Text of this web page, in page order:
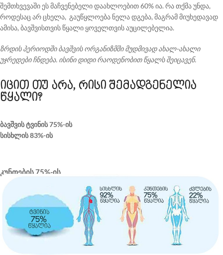
შემთხვევაში ეს მაჩვენებელი დაახლოებით 60% ია. რა თქმა უნდა,
როდესაც არ ცხელა, გაუწყლოება ნელა დგება, მაგრამ მიუხედავად
ამისა, ბავშვისთვის წყალი ყოველთვის აუცილებელია.
ზრდის პერიოდში ბავშვის ორგანიზმში მუდმივად ახალ-ახალი
უჯრედები ჩნდება. ისინი დიდი რაოდენობით წყალს შეიცავენ.
იცით თუ არა, რისი შემადგენელია
წყალი?
ბავშვის ტვინის 75%-ის
სისხლის 83%-ის
კუნთების 75%-ის
ძვლების 22%-ის